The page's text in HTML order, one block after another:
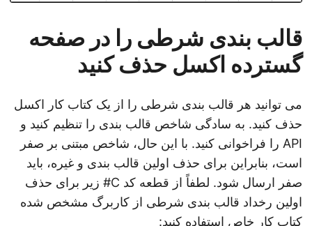
قالب بندی شرطی را در صفحه
گسترده اکسل حذف کنید
می توانید هر قالب بندی شرطی را از یک کتاب کار اکسل
حذف کنید. به سادگی شاخص قالب بندی را تنظیم کنید و
API را فراخوانی کنید. با این حال، شاخص مبتنی بر صفر
است، بنابراین برای حذف اولین قالب بندی و غیره، باید
صفر ارسال شود. لطفاً از قطعه کد C# زیر برای حذف
اولین رخداد قالب بندی شرطی از کاربرگ مشخص شده
کتاب کار خاص استفاده کنید: